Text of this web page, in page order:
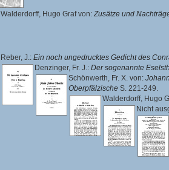
Walderdorff, Hugo Graf von:Zusätze und
Reber, J.: Ein noch ungedrucktes Gedicht des
Denzinger, Fr. J.: Der sogenannte
Schönwerth, Fr. X. von:
Oberpfälzische S. 221-249.
Walderdorff, Hugo
Nicht